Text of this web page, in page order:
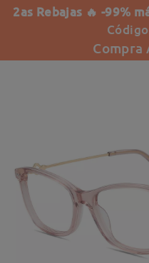
2as Rebajas 🔥 -99%
Compra